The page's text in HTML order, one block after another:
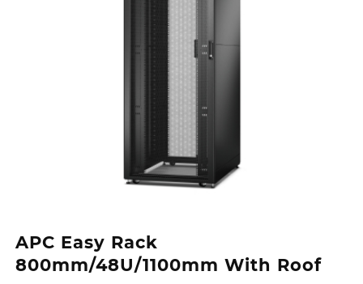
APC Easy Rack
800mm/48U/1100mm With Roof